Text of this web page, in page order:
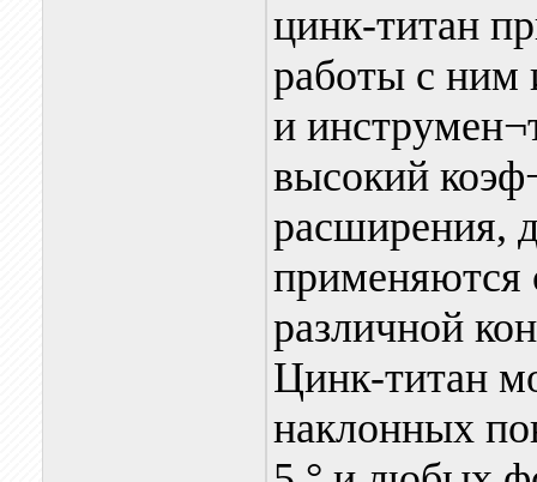
цинк-титан
работы с ним
и
высокий
расширения,
применяются
различной
Цинк-титан
наклонных